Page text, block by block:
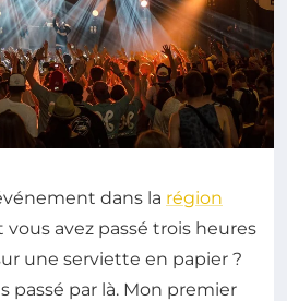
dans la région
vous avez passé trois heures
une serviette en papier ?
passé par là. Mon premier